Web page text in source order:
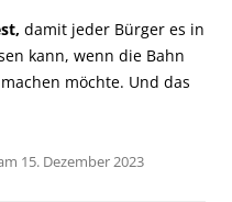
damit jeder Bürger es in
kann, wenn die Bahn
möchte. Und das
15. Dezember 2023